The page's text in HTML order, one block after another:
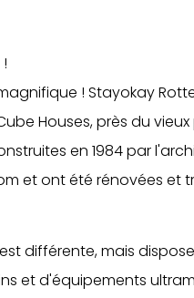
! Stayokay
Houses, près du
en 1984 par
et ont été rénovées et
différente, mais
et d'équipements